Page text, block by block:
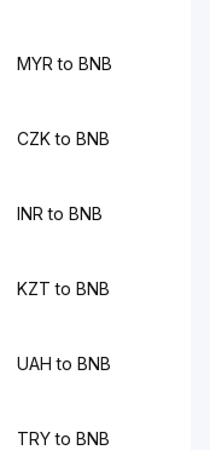
MYR to BNB
CZK to BNB
INR to BNB
KZT to BNB
UAH to BNB
TRY to BNB